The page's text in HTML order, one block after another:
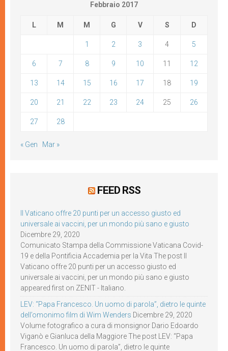
Febbraio 2017
L M M G V S D
1 2 3 4 5
6 7 8 9 10 11 12
13 14 15 16 17 18 19
20 21 22 23 24 25 26
27 28
« Gen Mar »
FEED RSS
Il Vaticano offre 20 punti per un accesso giusto ed
universale ai vaccini, per un mondo più sano e giusto
Dicembre 29, 2020
Comunicato Stampa della Commissione Vaticana Covid-
19 e della Pontificia Accademia per la Vita The post Il
Vaticano offre 20 punti per un accesso giusto ed
universale ai vaccini, per un mondo più sano e giusto
appeared first on ZENIT - Italiano.
LEV: “Papa Francesco. Un uomo di parola”, dietro le quinte
dell’omonimo film di Wim Wenders Dicembre 29, 2020
Volume fotografico a cura di monsignor Dario Edoardo
Viganò e Gianluca della Maggiore The post LEV: “Papa
Francesco. Un uomo di parola”, dietro le quinte